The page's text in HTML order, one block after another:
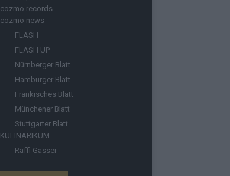
cozmo records
cozmo news
FLASH
FLASH UP
Nürnberger Blatt
Hamburger Blatt
Fränkisches Blatt
Münchener Blatt
Stuttgarter Blatt
KULINARIKUM.
Raffi Gasser